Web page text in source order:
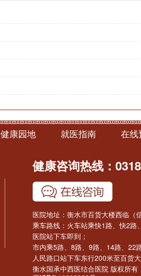
健康园地 就医指南 在线
健康咨询热线：
医院地址：衡水市百货大楼西临（
乘车路线：火车站乘快1路、快2路
医院站下车即到；
市内乘5路、8路、9路、14路、22
人民路口站下车东行200米至百货
衡水国承中西医结合医院 版权所有